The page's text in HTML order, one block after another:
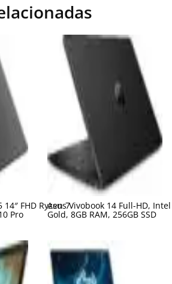
FHD Ryzen 7
Pro
Asus Vivobook 14 Full-HD,
Gold, 8GB RAM, 256GB SSD